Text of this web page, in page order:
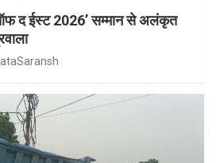
द ईस्ट 2026’ सम्मान से अलंकृत